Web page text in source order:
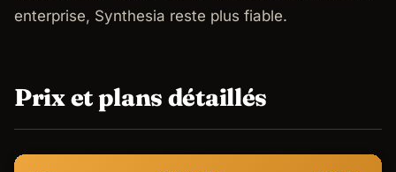
enterprise, Synthesia reste plus fiable.
Prix et plans détaillés